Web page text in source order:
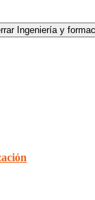
Ingeniería y